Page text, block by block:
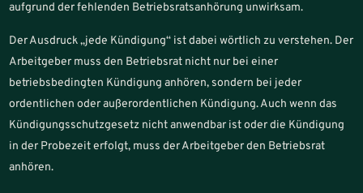
aufgrund der fehlenden Betriebsratsanhörung unwirksam.
Der Ausdruck „jede Kündigung“ ist dabei wörtlich zu verstehen. Der
Arbeitgeber muss den Betriebsrat nicht nur bei einer
betriebsbedingten Kündigung anhören, sondern bei jeder
ordentlichen oder außerordentlichen Kündigung. Auch wenn das
Kündigungsschutzgesetz nicht anwendbar ist oder die Kündigung
in der Probezeit erfolgt, muss der Arbeitgeber den Betriebsrat
anhören.